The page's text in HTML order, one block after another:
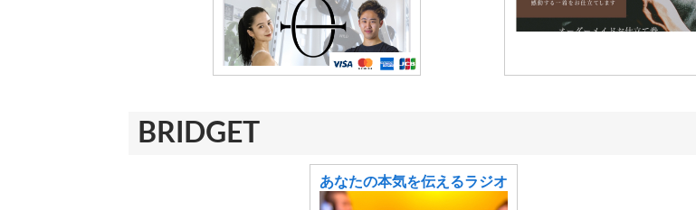
BRIDGET
あなたの本気を伝えるラジオ